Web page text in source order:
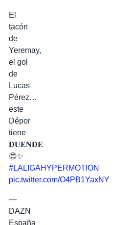
El
tacón
de
Yeremay,
el gol
de
Lucas
Pérez…
este
Dépor
tiene
𝐃𝐔𝐄𝐍𝐃𝐄
😍✨
#LALIGAHYPERMOTION
pic.twitter.com/O4PB1YaxNY
—
DAZN
España